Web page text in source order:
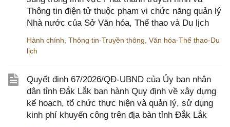
Thông tin điện tử thuộc phạm vi chức năng quản lý
Nhà nước của Sở Văn hóa, Thể thao và Du lịch
Hành chính Thông tin-Truyền thông Văn hóa-Thể thao-Du
lịch
Quyết định 67/2026/QĐ-UBND của Ủy ban nhân
dân tỉnh Đắk Lắk ban hành Quy định về xây dựng
kế hoạch, tổ chức thực hiện và quản lý, sử dụng
kinh phí khuyến công trên địa bàn tỉnh Đắk Lắk